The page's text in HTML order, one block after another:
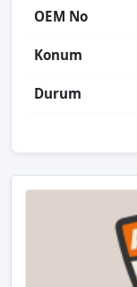
OEM No
Konum
Durum